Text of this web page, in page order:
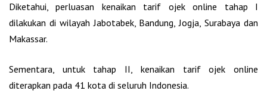
Diketahui, perluasan kenaikan tarif ojek online tahap I
dilakukan di wilayah Jabotabek, Bandung, Jogja, Surabaya dan
Makassar.
Sementara, untuk tahap II, kenaikan tarif ojek online
diterapkan pada 41 kota di seluruh Indonesia.